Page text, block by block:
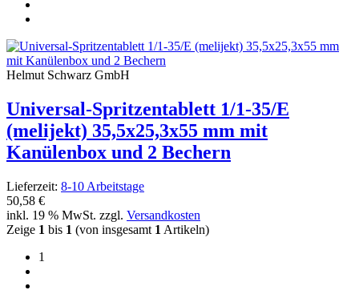
Helmut Schwarz GmbH
Universal-Spritzentablett 1/1-35/E
(melijekt) 35,5x25,3x55 mm mit
Kanülenbox und 2 Bechern
Lieferzeit: 8-10 Arbeitstage
50,58 €
inkl. 19 % MwSt. zzgl. Versandkosten
Zeige 1 bis 1 (von insgesamt 1 Artikeln)
1